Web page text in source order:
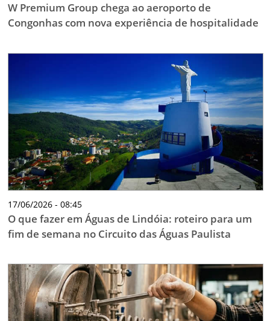
W Premium Group chega ao aeroporto de
Congonhas com nova experiência de hospitalidade
17/06/2026 - 08:45
O que fazer em Águas de Lindóia: roteiro para um
fim de semana no Circuito das Águas Paulista